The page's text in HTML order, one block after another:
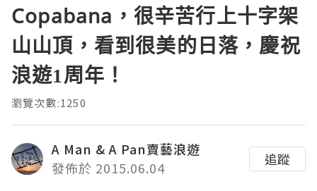
Copabana，很辛苦行上十字架
山山頂，看到很美的日落，慶祝
浪遊1周年！
瀏覽次數:1250
A Man & A Pan賣藝浪遊
發佈於 2015.06.04
追蹤